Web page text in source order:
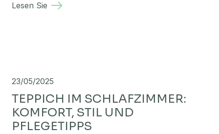
Lesen Sie
23/05/2025
TEPPICH IM SCHLAFZIMMER:
KOMFORT, STIL UND
PFLEGETIPPS